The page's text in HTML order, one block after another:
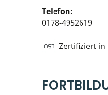
Telefon:
0178-4952619
Zertifiziert in